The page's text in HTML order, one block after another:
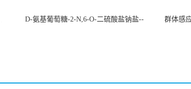
D-氨基葡萄糖-2-N,6-O-二硫酸盐钠盐--
群体感